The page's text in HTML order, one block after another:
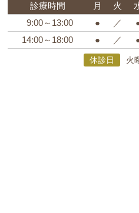
診療時間 月 火
9:00～13:00
● ／
14:00～18:00
● ／
休診日 火